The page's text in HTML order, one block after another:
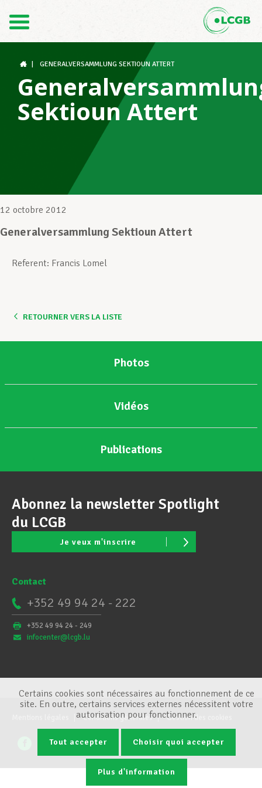
DE
Le LCGB
Structures syndicales
Assistance au Travail
Devenir Membre
Actualités
GENERALVERSAMMLUNG SEKTIOUN ATTERT
Sektioun Attert
12 octobre 2012
Generalversammlung Sektioun Attert
Referent: Francis Lomel
RETOURNER VERS LA LISTE
Photos
Vidéos
Publications
Abonnez la newsletter Spotlight
du LCGB
Je veux m'inscrire
Contact
+352 49 94 24 - 222
+352 49 94 24 - 249
infocenter@lcgb.lu
Conditions générales Gestion des cookies
Certains cookies sont nécessaires au fonctionnement de ce
site. En outre, certains services externes nécessitent votre
autorisation pour fonctionner.
Tout accepter Choisir quoi accepter
Plus d'information